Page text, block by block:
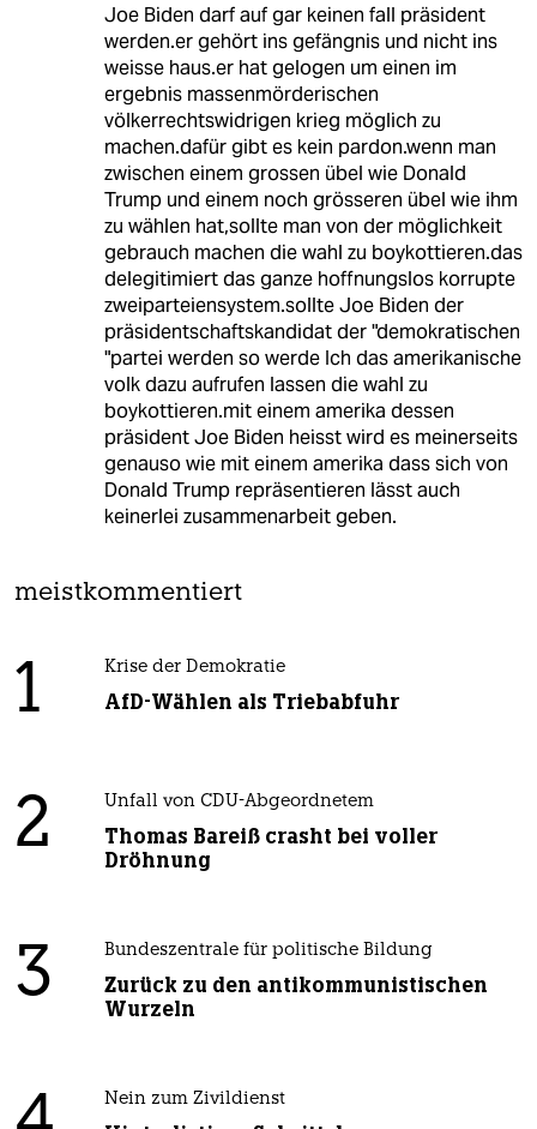
Joe Biden darf auf gar keinen fall präsident
werden.er gehört ins gefängnis und nicht ins
weisse haus.er hat gelogen um einen im
ergebnis massenmörderischen
völkerrechtswidrigen krieg möglich zu
machen.dafür gibt es kein pardon.wenn man
zwischen einem grossen übel wie Donald
Trump und einem noch grösseren übel wie ihm
zu wählen hat,sollte man von der möglichkeit
gebrauch machen die wahl zu boykottieren.das
delegitimiert das ganze hoffnungslos korrupte
zweiparteiensystem.sollte Joe Biden der
präsidentschaftskandidat der "demokratischen
"partei werden so werde Ich das amerikanische
volk dazu aufrufen lassen die wahl zu
boykottieren.mit einem amerika dessen
präsident Joe Biden heisst wird es meinerseits
genauso wie mit einem amerika dass sich von
Donald Trump repräsentieren lässt auch
keinerlei zusammenarbeit geben.
meistkommentiert
1 Krise der Demokratie
AfD-Wählen als Triebabfuhr
2 Unfall von CDU-Abgeordnetem
Thomas Bareiß crasht bei voller
Dröhnung
3 Bundeszentrale für politische Bildung
Zurück zu den antikommunistischen
Wurzeln
Nein zum Zivildienst